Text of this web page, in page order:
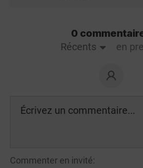
0
Récents
en
Commenter en invité: